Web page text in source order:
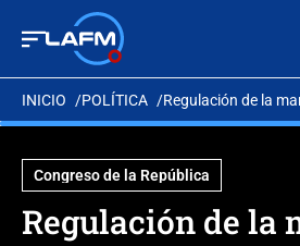
INICIO POLÍTICA Regulación de la
Congreso de la República
Regulación de la